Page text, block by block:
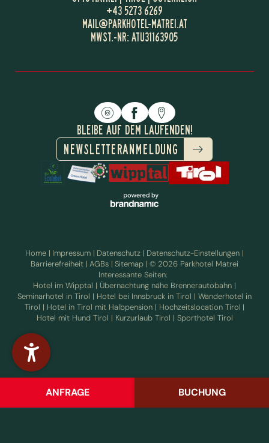
ANFRAGE BUCHUNG
ÜBERNACHTEN AM
BRENNER
INKLUSIVLEISTUNGEN
ENNEBERG UND HAFNER
+43 5273 6269
MAIL@PARKHOTEL-MATREI.AT
MWST.-NR: ATU31163905
BLEIBE AUF DEM LAUFENDEN!
NEWSLETTERANMELDUNG
Home | Impressum | Datenschutz | Datenschutz-Einstellungen |
Barrierefreiheit | AGBs | Sitemap | © 2026 Parkhotel Matrei
Interessante Seiten:
Hotel im Wipptal | Übernachtung nähe Brennerautobahn |
Seminarhotel in Tirol | Hotel bei Innsbruck in Tirol | Wanderhotel in
Tirol | Hotel in Tirol mit Halbpension | Hochzeitslocation Tirol |
Hotel mit Hund Tirol | Kurzurlaub Tirol | Sporthotel Tirol